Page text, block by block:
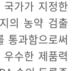
가가 지정한
의 농약 검출
통과함으로써
수한 제품력